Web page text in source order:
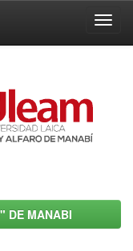
DE MANABI